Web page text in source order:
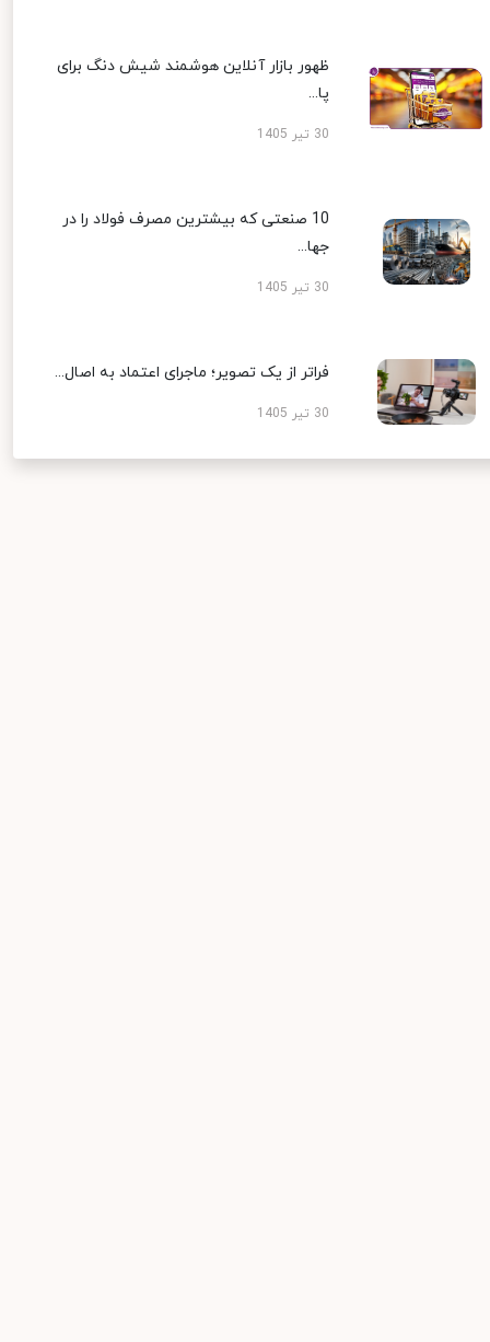
ظهور بازار آنلاین هوشمند شیش دنگ برای
پا...
30 تیر 1405
10 صنعتی که بیشترین مصرف فولاد را در
جها...
30 تیر 1405
فراتر از یک تصویر؛ ماجرای اعتماد به اصال...
30 تیر 1405